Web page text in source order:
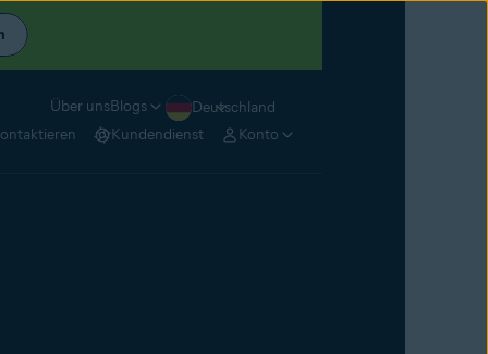
Über unsBlogs
Deutschland
Kundendienst Konto